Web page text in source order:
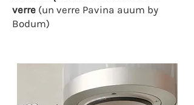
verre (un verre Pavina auum by
Bodum)